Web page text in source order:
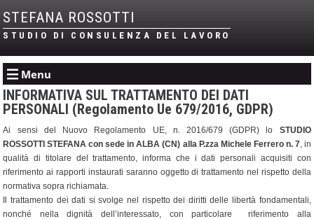
STEFANA ROSSOTTI
STUDIO DI CONSULENZA DEL LAVORO
Menu
INFORMATIVA SUL TRATTAMENTO DEI DATI
PERSONALI (Regolamento Ue 679/2016, GDPR)
Ai sensi del Nuovo Regolamento UE, n. 2016/679 (GDPR) lo STUDIO
ROSSOTTI STEFANA con sede in ALBA (CN) alla P.zza Michele Ferrero n. 7, in
qualità di titolare del trattamento, informa che i dati personali acquisiti con
riferimento ai rapporti instaurati saranno oggetto di trattamento nel rispetto della
normativa sopra richiamata.
Il trattamento dei dati si svolge nel rispetto dei diritti delle libertà fondamentali,
nonché nella dignità dell’interessato, con particolare riferimento alla